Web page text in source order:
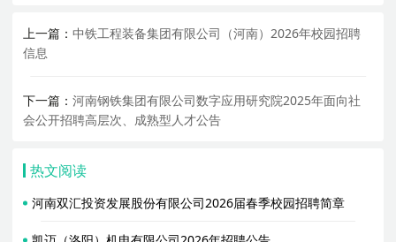
上一篇：中铁工程装备集团有限公司（河南）2026年校园招聘
信息
下一篇：河南钢铁集团有限公司数字应用研究院2025年面向社
会公开招聘高层次、成熟型人才公告
热文阅读
河南双汇投资发展股份有限公司2026届春季校园招聘简章